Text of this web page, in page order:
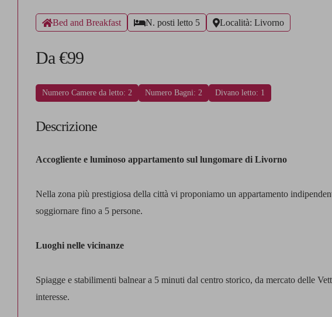
Bed and Breakfast N. posti letto 5 Località: Livorno
Da €99
Numero Camere da letto: 2 Numero Bagni: 2 Divano letto: 1
Descrizione
Accogliente e luminoso appartamento sul lungomare di Livorno
Nella zona più prestigiosa della città vi proponiamo un appartamento
soggiornare fino a 5 persone.
Luoghi nelle vicinanze
Spiagge e stabilimenti balnear a 5 minuti dal centro storico, da mercato delle
interesse.